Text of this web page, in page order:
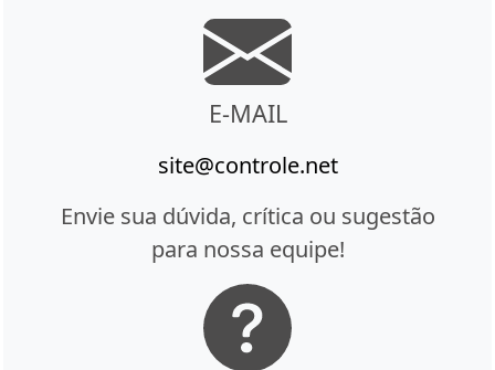
E-MAIL
site@controle.net
Envie sua dúvida, crítica ou sugestão
para nossa equipe!